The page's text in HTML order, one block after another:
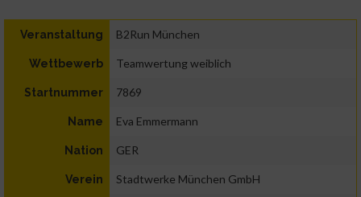
Veranstaltung B2Run München
Wettbewerb Teamwertung weiblich
Startnummer 7869
Name Eva Emmermann
Nation GER
Verein Stadtwerke München GmbH